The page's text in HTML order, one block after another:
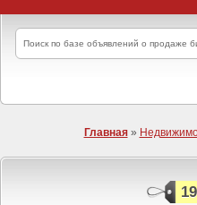
Главная»